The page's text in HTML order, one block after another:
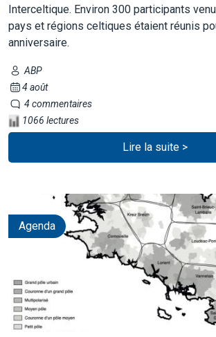
Interceltique. Environ 300 participants
pays et régions celtiques étaient réunis
anniversaire.
ABP
4 août
4 commentaires
1066 lectures
Lire la suite >
Agenda